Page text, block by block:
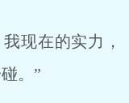
现在的实力，
。”